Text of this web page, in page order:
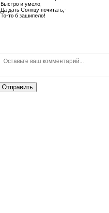
Быстро и умело,
Да дать Солнцу почитать,-
То-то б зашипело!
Отправить